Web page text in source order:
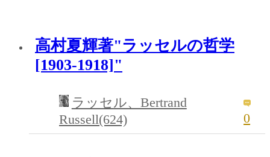
高村夏輝著"ラッセルの哲学
[1903-1918]"
ラッセル、Bertrand
Russell(624)
0